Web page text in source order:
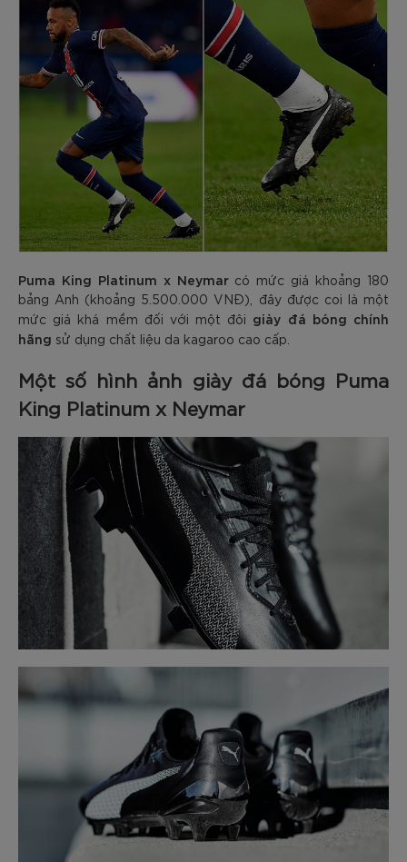
Puma King Platinum x Neymarcó mức giá khoảng 180
bảng Anh (khoảng 5.500.000 VNĐ), đây được coi là một
mức giá khá mềm đối với một đôi giày đá bóng chính
hãng sử dụng chất liệu da kagaroo cao cấp.
Một số hình ảnh giày đá bóng Puma
King Platinum x Neymar